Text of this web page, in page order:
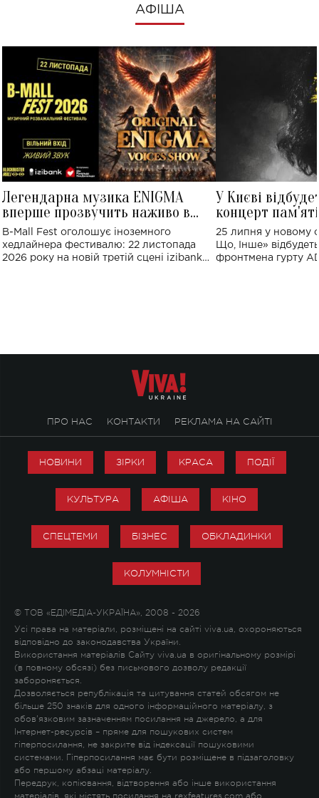
АФІША
Легендарна музика ENIGMA
вперше прозвучить наживо в
Україні: де відбудеться концерт
B-Mall Fest оголошує іноземного
хедлайнера фестивалю: 22 листопада
2026 року на новій третій сцені izibank
У Києві
концерт
Клименка:
виконають
25 липня у новому
Що, Інше»
фронтмена гурту
ПРО НАС КОНТАКТИ РЕКЛАМА НА САЙТІ
НОВИНИ ЗІРКИ КРАСА ПОДІЇ
КУЛЬТУРА АФІША КІНО
СПЕЦТЕМИ БІЗНЕС ОБКЛАДИНКИ
КОЛУМНІСТИ
© ТОВ «ЕДІМЕДІА-УКРАЇНА», 2008 - 2026
Усі права на матеріали, розміщені на сайті viva.ua, охороняються
відповідно до законодавства України.
Використання матеріалів Сайту viva.ua в оригінальному розмірі
(в повному обсязі) без письмового дозволу редакції
забороняється.
Дозволяється републікація та цитування статей обсягом не
більше 250 знаків для одного інформаційного матеріалу, з
обов'язковим зазначенням посилання на джерело, а для
Інтернет-ресурсів – пряме для пошукових систем
гіперпосилання, не закрите від індексації пошуковими
системами. Гіперпосилання має бути розміщене в підзаголовку
або першому абзаці матеріалу.
Передрук, копіювання, відтворення або інше використання
матеріалів, які містять посилання на rexfeatures.com або